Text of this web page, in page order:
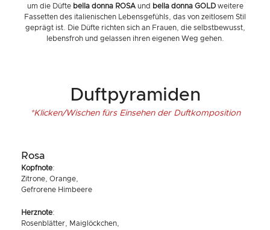
um die Düfte bella donna ROSAund bella donna GOLD weitere
Fassetten des italienischen Lebensgefühls, das von zeitlosem Stil
geprägt ist. Die Düfte richten sich an Frauen, die selbstbewusst,
lebensfroh und gelassen ihren eigenen Weg gehen.
Duftpyramiden
*Klicken/Wischen fürs Einsehen der Duftkomposition
Rosa
Kopfnote:
Zitrone, Orange,
Gefrorene Himbeere
Herznote:
Rosenblätter, Maiglöckchen,